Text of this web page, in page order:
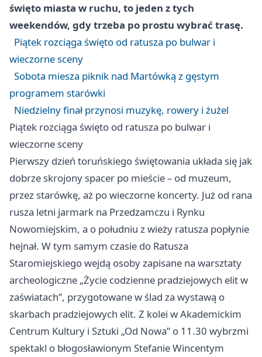
święto miasta w ruchu, to jeden z tych
weekendów, gdy trzeba po prostu wybrać trasę.
Piątek rozciąga święto od ratusza po bulwar i
wieczorne sceny
Sobota miesza piknik nad Martówką z gęstym
programem starówki
Niedzielny finał przynosi muzykę, rowery i żużel
Piątek rozciąga święto od ratusza po bulwar i
wieczorne sceny
Pierwszy dzień toruńskiego świętowania układa się jak
dobrze skrojony spacer po mieście – od muzeum,
przez starówkę, aż po wieczorne koncerty. Już od rana
rusza letni jarmark na Przedzamczu i Rynku
Nowomiejskim, a o południu z wieży ratusza popłynie
hejnał. W tym samym czasie do Ratusza
Staromiejskiego wejdą osoby zapisane na warsztaty
archeologiczne „Życie codzienne pradziejowych elit w
zaświatach”, przygotowane w ślad za wystawą o
skarbach pradziejowych elit. Z kolei w Akademickim
Centrum Kultury i Sztuki „Od Nowa” o 11.30 wybrzmi
spektakl o błogosławionym Stefanie Wincentym